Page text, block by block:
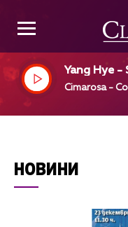
Yang Hye -
mble
Cimarosa -
НОВИНИ